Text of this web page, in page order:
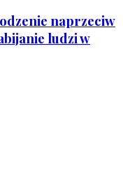
naprzeciw
ludzi w